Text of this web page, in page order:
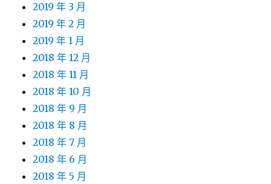
2019 年 3 月
2019 年 2 月
2019 年 1 月
2018 年 12 月
2018 年 11 月
2018 年 10 月
2018 年 9 月
2018 年 8 月
2018 年 7 月
2018 年 6 月
2018 年 5 月